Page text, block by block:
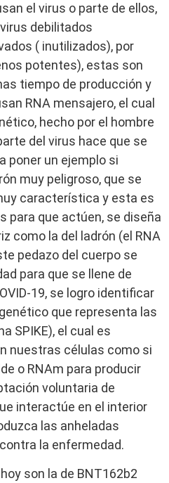
el virus o parte de ellos,
debilitados
( inutilizados), por
potentes), estas son
tiempo de producción y
RNA mensajero, el cual
hecho por el hombre
del virus hace que se
poner un ejemplo si
muy peligroso, que se
característica y esta es
para que actúen, se diseña
como la del ladrón (el RNA
pedazo del cuerpo se
para que se llene de
19, se logro identificar
que representa las
SPIKE), el cual es
nuestras células como si
o RNAm para producir
voluntaria de
interactúe en el interior
las anheladas
la enfermedad.
son la de BNT162b2